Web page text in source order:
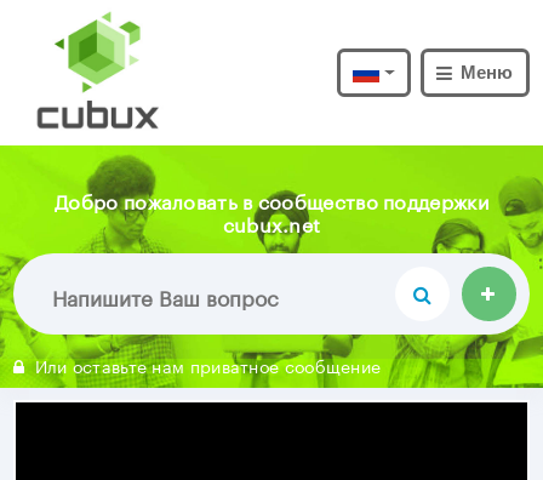
Меню
Добро пожаловать в сообщество поддержки
cubux.net
Или оставьте нам приватное сообщение